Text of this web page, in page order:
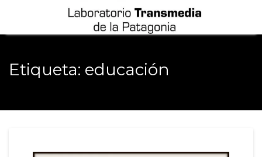
Etiqueta: educación